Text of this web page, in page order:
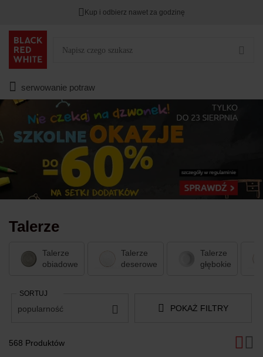
DODATKOWE -3%PRZY ZAKUPIE 2
Kup i odbierz nawet za godzinę
serwowanie potraw
Talerze
Talerze
obiadowe
Talerze
deserowe
Talerze
głębokie
568 Produktów
POKAŻ FILTRY
SORTUJ
popularność